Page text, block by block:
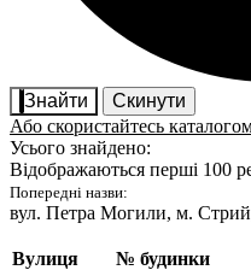
Знайти
Скинути
Або скористайтесь
Усього знайдено:
Відображаються перші 100
Попередні назви:
вул. Петра Могили, м.
Вулиця № будинки